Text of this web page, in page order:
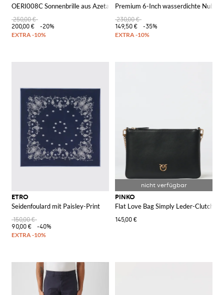
OERI008C Sonnenbrille aus Azetat Virgil M
250,00 €
200,00 €
-20%
Premium 6-Inch wasserdichte
230,00 €
149,50 €
-35%
ETRO
Seidenfoulard mit Paisley-Print
150,00 €
90,00 €
-40%
PINKO
Flat Love Bag Simply Leder-Clutch
145,00 €